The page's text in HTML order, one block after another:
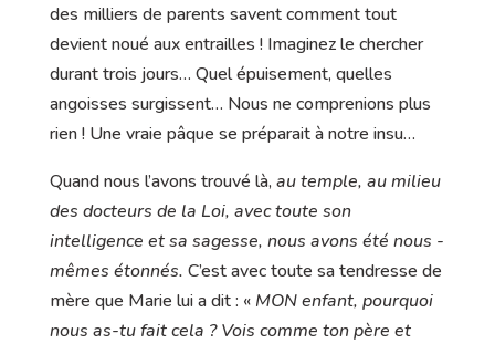
des milliers de parents savent comment tout
devient noué aux entrailles ! Imaginez le chercher
durant trois jours… Quel épuisement, quelles
angoisses surgissent… Nous ne comprenions plus
rien ! Une vraie pâque se préparait à notre insu…
Quand nous l’avons trouvé là,au temple, au milieu
des docteurs de la Loi, avec toute son
intelligence et sa sagesse, nous avons été nous -
mêmes étonnés. C’est avec toute sa tendresse de
mère que Marie lui a dit : « MON enfant, pourquoi
nous as-tu fait cela ? Vois comme ton père et